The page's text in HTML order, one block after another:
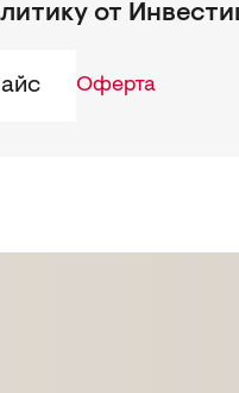
от
Оферта